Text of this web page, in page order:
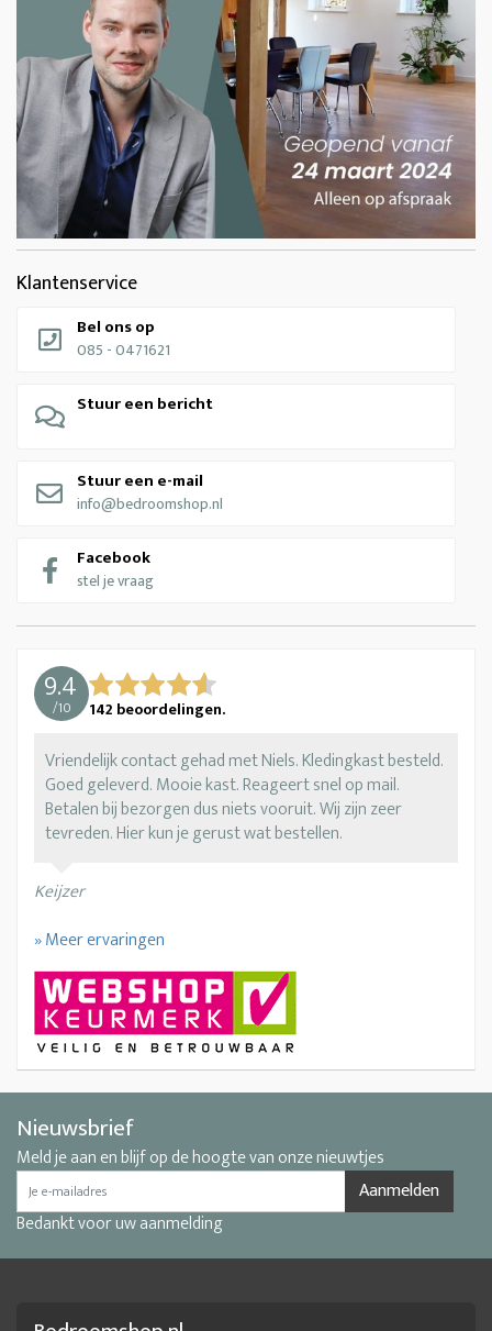
Klantenservice
Bel ons op
085 - 0471621
Stuur een bericht
Stuur een e-mail
info@bedroomshop.nl
Facebook
stel je vraag
9.4
/10 142 beoordelingen.
Vriendelijk contact gehad met Niels. Kledingkast besteld.
Goed geleverd. Mooie kast. Reageert snel op mail.
Betalen bij bezorgen dus niets vooruit. Wij zijn zeer
tevreden. Hier kun je gerust wat bestellen.
Keijzer
» Meer ervaringen
Nieuwsbrief
Meld je aan en blijf op de hoogte van onze nieuwtjes
Aanmelden
Bedankt voor uw aanmelding